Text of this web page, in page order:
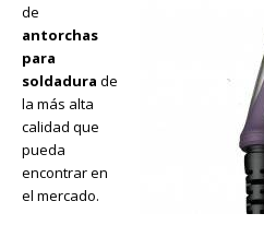
de
antorchas
para
soldadura de
la más alta
calidad que
pueda
encontrar en
el mercado.